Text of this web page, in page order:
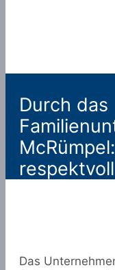
Durch das
Das